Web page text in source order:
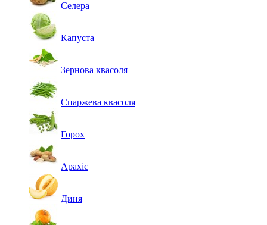
Селера
Капуста
Зернова квасоля
Спаржева квасоля
Горох
Арахіс
Диня